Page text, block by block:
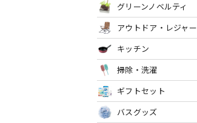
グリーンノベルティ
アウトドア・レジャー
キッチン
掃除・洗濯
ギフトセット
バスグッズ